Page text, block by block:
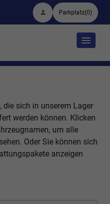
Parkplatz(0)
die sich in unserem Lager
werden können. Klicken
um alle
Oder Sie können sich
anzeigen